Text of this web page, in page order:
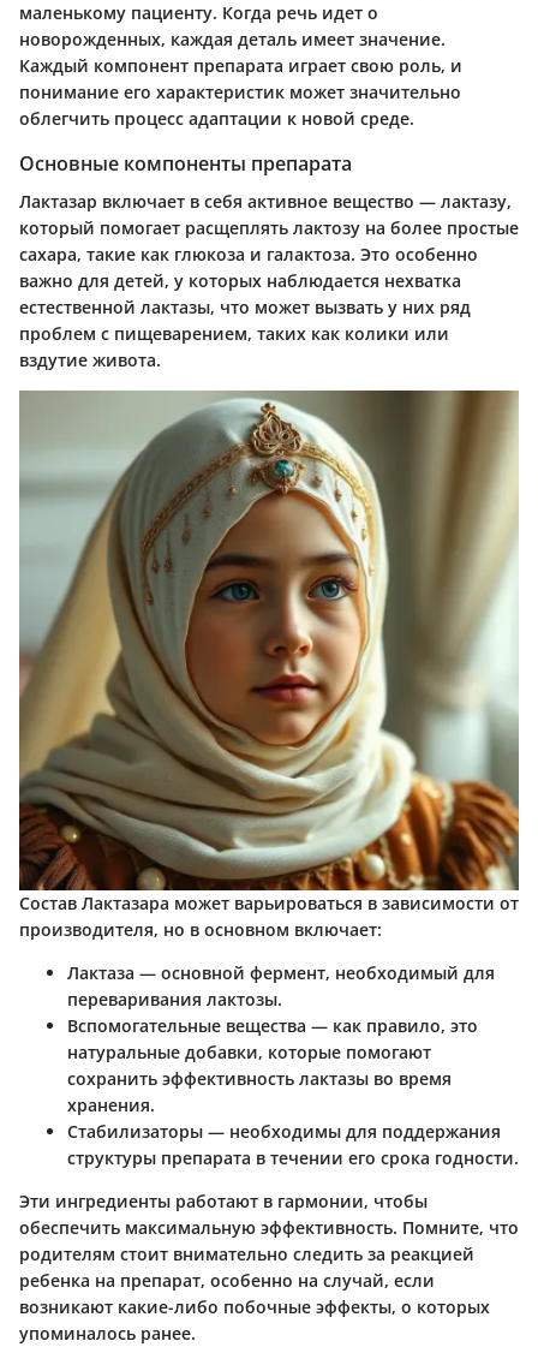
маленькому пациенту. Когда речь идет о
новорожденных, каждая деталь имеет значение.
Каждый компонент препарата играет свою роль, и
понимание его характеристик может значительно
облегчить процесс адаптации к новой среде.
Основные компоненты препарата
Лактазар включает в себя активное вещество — лактазу,
который помогает расщеплять лактозу на более простые
сахара, такие как глюкоза и галактоза. Это особенно
важно для детей, у которых наблюдается нехватка
естественной лактазы, что может вызвать у них ряд
проблем с пищеварением, таких как колики или
вздутие живота.
Состав Лактазара может варьироваться в зависимости от
производителя, но в основном включает:
Лактаза — основной фермент, необходимый для
переваривания лактозы.
Вспомогательные вещества — как правило, это
натуральные добавки, которые помогают
сохранить эффективность лактазы во время
хранения.
Стабилизаторы — необходимы для поддержания
структуры препарата в течении его срока годности.
Эти ингредиенты работают в гармонии, чтобы
обеспечить максимальную эффективность. Помните, что
родителям стоит внимательно следить за реакцией
ребенка на препарат, особенно на случай, если
возникают какие-либо побочные эффекты, о которых
упоминалось ранее.